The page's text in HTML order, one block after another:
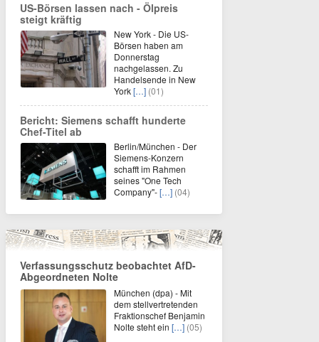
US-Börsen lassen nach - Ölpreis
steigt kräftig
New York - Die US-
Börsen haben am
Donnerstag
nachgelassen. Zu
Handelsende in New
York[…] (01)
Bericht: Siemens schafft hunderte
Chef-Titel ab
Berlin/München - Der
Siemens-Konzern
schafft im Rahmen
seines "One Tech
Company"-[…] (04)
Verfassungsschutz beobachtet AfD-
Abgeordneten Nolte
München (dpa) - Mit
dem stellvertretenden
Fraktionschef Benjamin
Nolte steht ein […] (05)